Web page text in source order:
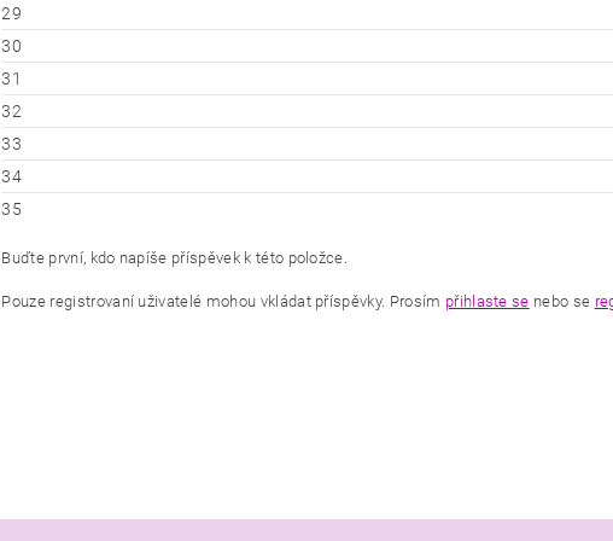
29
30
31
32
33
34
35
Buďte první, kdo napíše příspěvek k této položce.
Pouze registrovaní uživatelé mohou vkládat příspěvky. Prosím přihlaste se nebo se